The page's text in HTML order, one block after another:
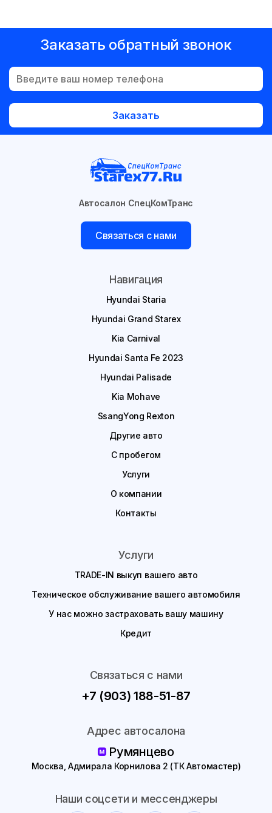
Заказать обратный звонок
Заказать
Автосалон СпецКомТранс
Связаться с нами
Навигация
Hyundai Staria
Hyundai Grand Starex
Kia Carnival
Hyundai Santa Fe 2023
Hyundai Palisade
Kia Mohave
SsangYong Rexton
Другие авто
С пробегом
Услуги
О компании
Контакты
Услуги
TRADE-IN выкуп вашего авто
Техническое обслуживание вашего автомобиля
У нас можно застраховать вашу машину
Кредит
Связаться с нами
+7 (903) 188-51-87
Адрес автосалона
Румянцево
Москва, Адмирала Корнилова 2 (ТК Автомастер)
Наши соцсети и мессенджеры